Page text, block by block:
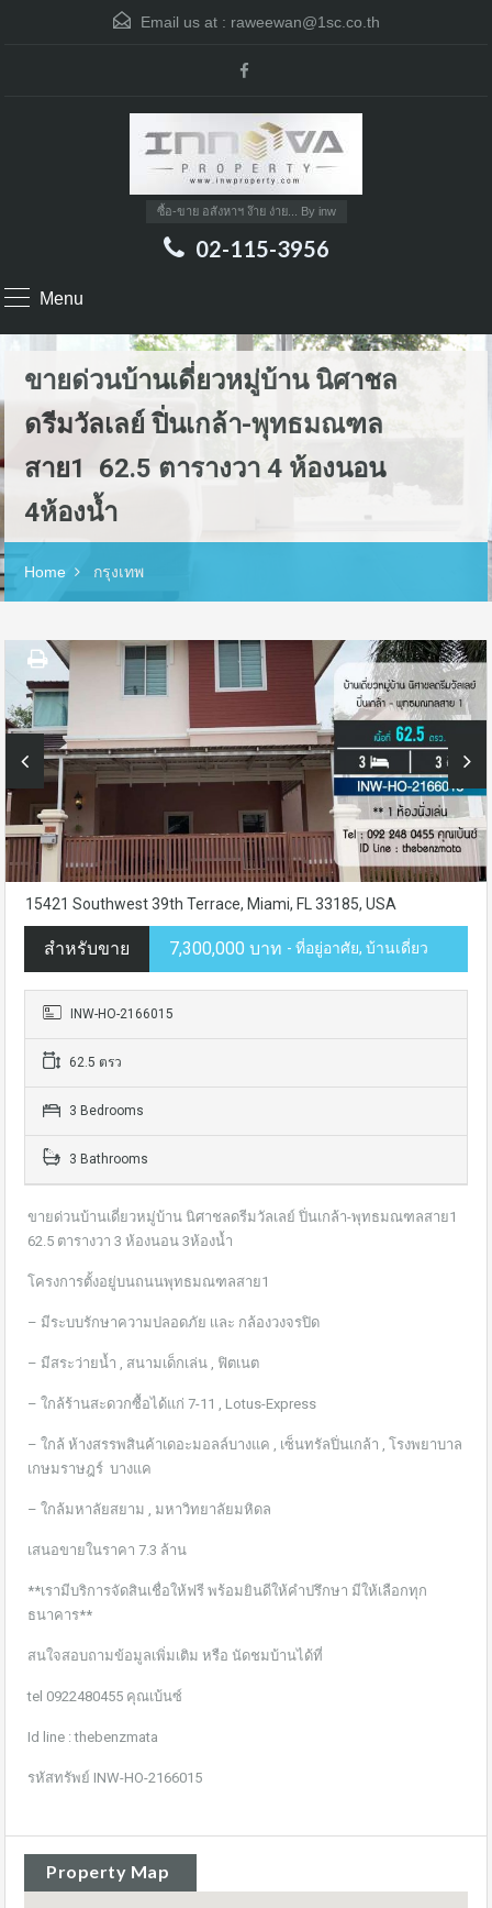
Email us at : raweewan@1sc.co.th
ซื้อ-ขาย อสังหาฯ ง๊าย ง่าย... By inw
02-115-3956
Menu
ขายด่วนบ้านเดี่ยวหมู่บ้าน นิศาชล
ดรีมวัลเลย์ ปิ่นเกล้า-พุทธมณฑล
สาย1 62.5 ตารางวา 4 ห้องนอน
4ห้องน้ำ
Home กรุงเทพ
15421 Southwest 39th Terrace, Miami, FL 33185, USA
สำหรับขาย 7,300,000 บาท - ที่อยู่อาศัย, บ้านเดี่ยว
INW-HO-2166015
62.5 ตรว
3 Bedrooms
3 Bathrooms
ขายด่วนบ้านเดี่ยวหมู่บ้าน นิศาชลดรีมวัลเลย์ ปิ่นเกล้า-พุทธมณฑลสาย1
62.5 ตารางวา 3 ห้องนอน 3ห้องน้ำ
โครงการตั้งอยู่บนถนนพุทธมณฑลสาย1
– มีระบบรักษาความปลอดภัย เเละ กล้องวงจรปิด
– มีสระว่ายน้ำ , สนามเด็กเล่น , ฟิตเนต
– ใกล้ร้านสะดวกซื้อได้แก่ 7-11 , Lotus-Express
– ใกล้ ห้างสรรพสินค้าเดอะมอลล์บางแค , เซ็นทรัลปิ่นเกล้า , โรงพยาบาล
เกษมราษฎร์ บางแค
– ใกล้มหาลัยสยาม , มหาวิทยาลัยมหิดล
เสนอขายในราคา 7.3 ล้าน
**เรามีบริการจัดสินเชื่อให้ฟรี พร้อมยินดีให้คำปรึกษา มีให้เลือกทุก
ธนาคาร**
สนใจสอบถามข้อมูลเพิ่มเติม หรือ นัดชมบ้านได้ที่
tel 0922480455 คุณเบ้นซ์
Id line : thebenzmata
รหัสทรัพย์ INW-HO-2166015
Property Map